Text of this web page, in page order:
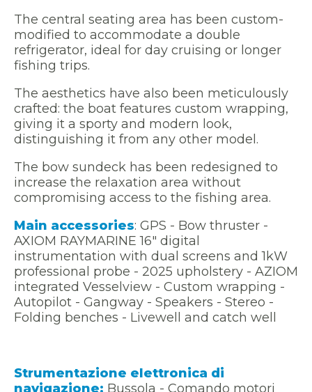
The central seating area has been custom-
modified to accommodate a double
refrigerator, ideal for day cruising or longer
fishing trips.
The aesthetics have also been meticulously
crafted: the boat features custom wrapping,
giving it a sporty and modern look,
distinguishing it from any other model.
The bow sundeck has been redesigned to
increase the relaxation area without
compromising access to the fishing area.
Main accessories: GPS - Bow thruster -
AXIOM RAYMARINE 16" digital
instrumentation with dual screens and 1kW
professional probe - 2025 upholstery - AZIOM
integrated Vesselview - Custom wrapping -
Autopilot - Gangway - Speakers - Stereo -
Folding benches - Livewell and catch well
Strumentazione elettronica di
navigazione: Bussola - Comando motori